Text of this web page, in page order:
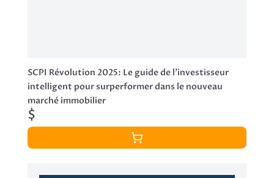
SCPI Révolution 2025: Le guide de l'investisseur
intelligent pour surperformer dans le nouveau
marché immobilier
$